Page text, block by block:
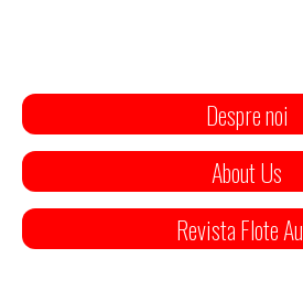
Despre noi
About Us
Revista Flote